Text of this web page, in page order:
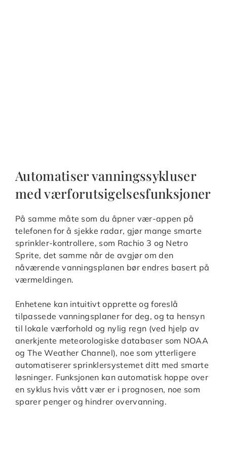
Automatiser vanningssykluser
med værforutsigelsesfunksjoner
På samme måte som du åpner vær-appen på
telefonen for å sjekke radar, gjør mange smarte
sprinkler-kontrollere, som Rachio 3 og Netro
Sprite, det samme når de avgjør om den
nåværende vanningsplanen bør endres basert på
værmeldingen.
Enhetene kan intuitivt opprette og foreslå
tilpassede vanningsplaner for deg, og ta hensyn
til lokale værforhold og nylig regn (ved hjelp av
anerkjente meteorologiske databaser som NOAA
og The Weather Channel), noe som ytterligere
automatiserer sprinklersystemet ditt med smarte
løsninger. Funksjonen kan automatisk hoppe over
en syklus hvis vått vær er i prognosen, noe som
sparer penger og hindrer overvanning.